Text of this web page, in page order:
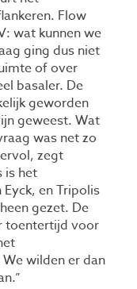
Flow
wat kunnen we
ging dus niet
of over
basaler. De
geworden
geweest. Wat
was net zo
zegt
is het
en Tripolis
gezet. De
toentertijd voor
wilden er dan